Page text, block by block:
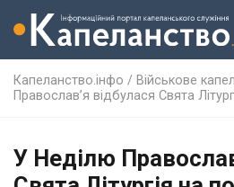
Капеланство.інфо / Військове
Православ’я відбулася Свята
У Неділю